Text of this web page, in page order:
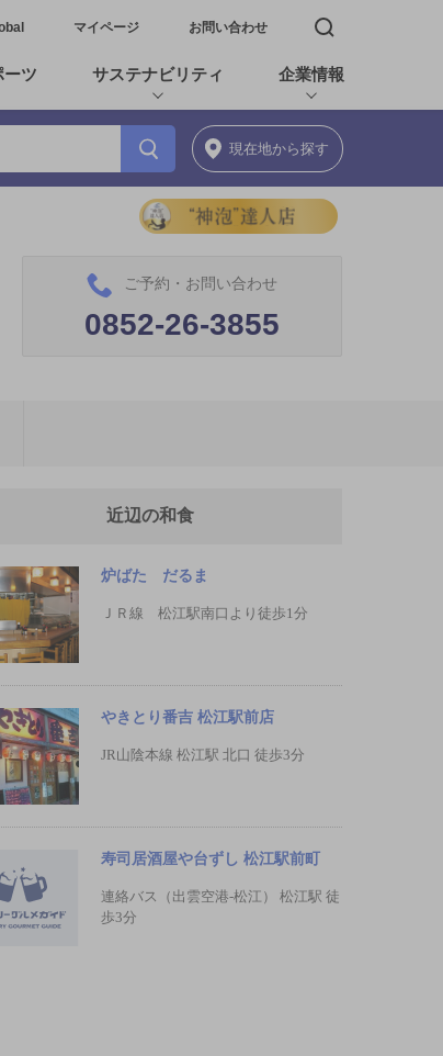
新しいウィンドウで開く
マイページ お問い合わせ 検索窓を開く
ーツ サステナビリティ 企業情報
現在地から探す
ご予約・お問い合わせ
0852-26-3855
近辺の和食
炉ばた だるま
ＪＲ線 松江駅南口より徒歩1分
やきとり番吉 松江駅前店
JR山陰本線 松江駅 北口 徒歩3分
寿司居酒屋や台ずし 松江駅前町
連絡バス（出雲空港-松江） 松江駅 徒
歩3分